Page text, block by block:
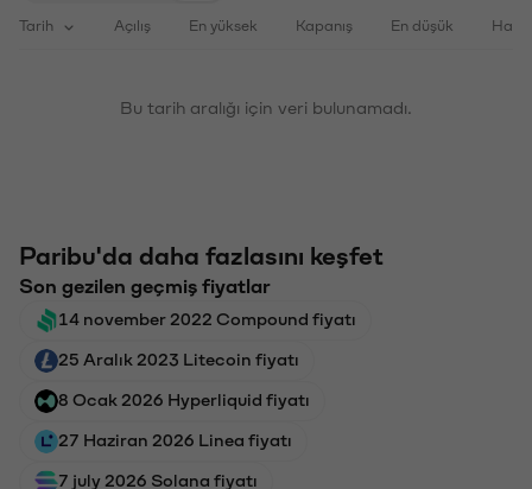
Tarih Açılış En yüksek Kapanış En düşük
Bu tarih aralığı için veri bulunamadı.
Paribu'da daha fazlasını keşfet
Son gezilen geçmiş fiyatlar
14 november 2022 Compound fiyatı
25 Aralık 2023 Litecoin fiyatı
8 Ocak 2026 Hyperliquid fiyatı
27 Haziran 2026 Linea fiyatı
7 july 2026 Solana fiyatı